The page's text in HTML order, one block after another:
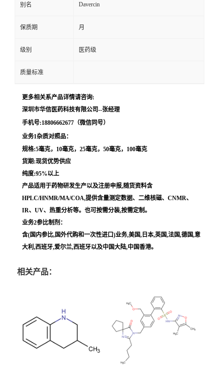
别名 Davercin
保质期 月
级别 医药级
质量标准
更多相关系产品详情请咨询:
深圳市华信医药科技有限公司--张经理
手机号:18806662677（微信同号）
业务1杂质对照品：
规格:5毫克，10毫克，25毫克，50毫克，100毫克
货期:现货优势供应
纯度:95%以上
产品适用于药物研发生产以及注册申报,随货资料含
HPLC/HNMR/MA/COA,提供含量测定数据、二维核磁、CNMR、
IR、UV、热重分析等。也可按需分装,按需定制。
业务2参比制剂：
含(国内参比,国外代购和一次性进口)业务,美国,日本,英国,法国,德国,意
大利,西班牙,爱尔兰,西班牙以及中国大陆,中国香港。
相关产品：